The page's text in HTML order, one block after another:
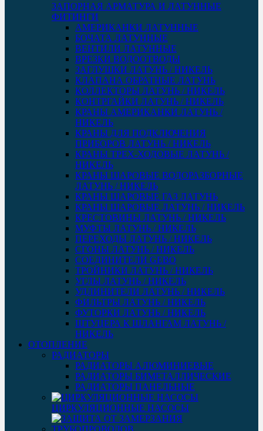
ЗАПОРНАЯ АРМАТУРА И ЛАТУННЫЕ
ФИТИНГИ
АМЕРИКАНКИ ЛАТУННЫЕ
БОЧАТА ЛАТУННЫЕ
ВЕНТИЛИ ЛАТУННЫЕ
ВРЕЗКИ ВОДООТВОДЫ
ЗАГЛУШКИ ЛАТУНЬ / НИКЕЛЬ
КЛАПАНА ОБРАТНЫЕ ЛАТУНЬ
КОЛЛЕКТОРЫ ЛАТУНЬ / НИКЕЛЬ
КОНТРГАЙКИ ЛАТУНЬ / НИКЕЛЬ
КРАНЫ АМЕРИКАНКИ ЛАТУНЬ /
НИКЕЛЬ
КРАНЫ ДЛЯ ПОДКЛЮЧЕНИЯ
ПРИБОРОВ ЛАТУНЬ / НИКЕЛЬ
КРАНЫ ТРЕХ-ХОДОВЫЕ ЛАТУНЬ /
НИКЕЛЬ
КРАНЫ ШАРОВЫЕ ВОДОРАЗБОРНЫЕ
ЛАТУНЬ / НИКЕЛЬ
КРАНЫ ШАРОВЫЕ ГАЗ ЛАТУНЬ
КРАНЫ ШАРОВЫЕ ЛАТУНЬ / НИКЕЛЬ
КРЕСТОВИНЫ ЛАТУНЬ / НИКЕЛЬ
МУФТЫ ЛАТУНЬ / НИКЕЛЬ
ПЕРЕХОДЫ ЛАТУНЬ / НИКЕЛЬ
СГОНЫ ЛАТУНЬ / НИКЕЛЬ
СОЕДИНИТЕЛИ GEBO
ТРОЙНИКИ ЛАТУНЬ / НИКЕЛЬ
УГЛЫ ЛАТУНЬ / НИКЕЛЬ
УДЛИНИТЕЛИ ЛАТУНЬ / НИКЕЛЬ
ФИЛЬТРЫ ЛАТУНЬ / НИКЕЛЬ
ФУТОРКИ ЛАТУНЬ / НИКЕЛЬ
ШТУЦЕРА К ШЛАНГАМ ЛАТУНЬ /
НИКЕЛЬ
ОТОПЛЕНИЕ
РАДИАТОРЫ
РАДИАТОРЫ АЛЮМИНИЕВЫЕ
РАДИАТОРЫ БИМЕТАЛЛИЧЕСКИЕ
РАДИАТОРЫ ПАНЕЛЬНЫЕ
ЦИРКУЛЯЦИОННЫЕ НАСОСЫ